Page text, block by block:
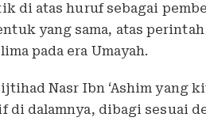
di atas huruf sebagai
yang sama, atas
pada era Umayah.
Nasr Ibn ‘Ashim yang
di dalamnya, dibagi sesuai